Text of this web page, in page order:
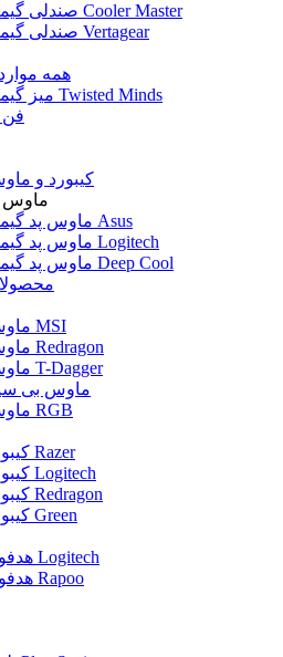
صندلی گیمینگ Cooler Master
صندلی گیمینگ Vertagear
همه
میز گیمینگ Twisted Minds
فن
کیبورد و
ماوس
ماوس پد گیمینگ Asus
ماوس پد گیمینگ Logitech
ماوس پد گیمینگ Deep Cool
ماوس گیمینگ MSI
ماوس گیمینگ Redragon
ماوس گیمینگ T-Dagger
ماوس بی
ماوس گیمینگ RGB
کیبورد گیمینگ Razer
کیبورد گیمینگ Logitech
کیبورد گیمینگ Redragon
کیبورد گیمینگ Green
هدفون گیمینگ Logitech
هدفون گیمینگ Rapoo